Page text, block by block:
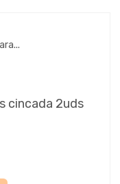
cincada 2uds